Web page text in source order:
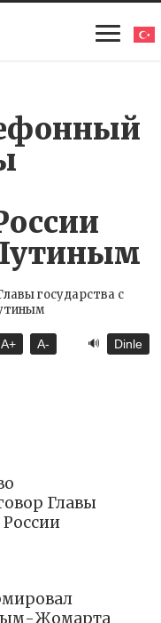
A+ A- 🔊 Dinle
Главы
Жомарта